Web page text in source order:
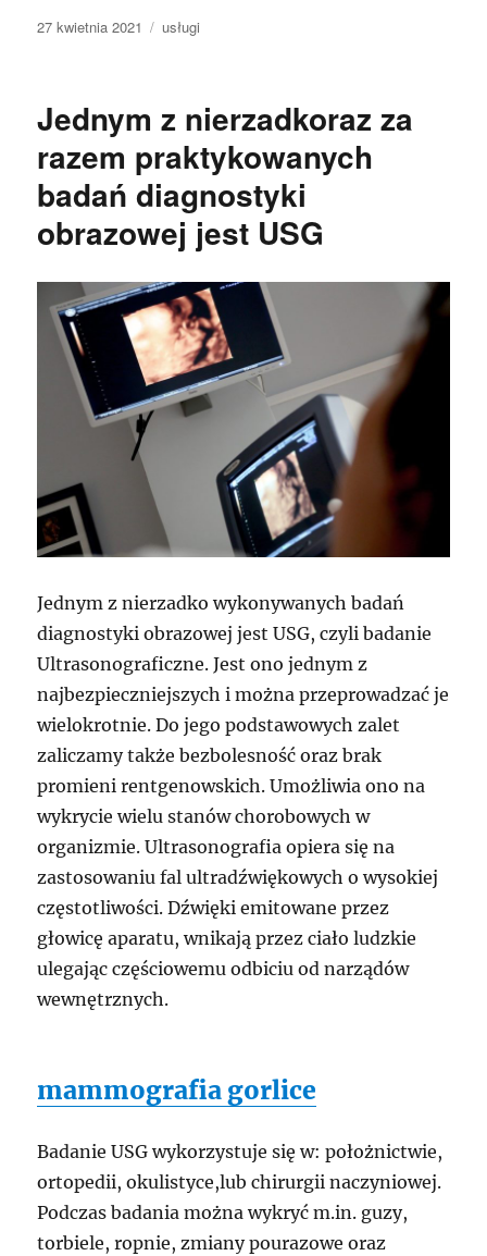
Data
27 kwietnia 2021 Kategorie
usługi
Jednym z nierzadkoraz za
razem praktykowanych
badań diagnostyki
obrazowej jest USG
Jednym z nierzadko wykonywanych badań
diagnostyki obrazowej jest USG, czyli badanie
Ultrasonograficzne. Jest ono jednym z
najbezpieczniejszych i można przeprowadzać je
wielokrotnie. Do jego podstawowych zalet
zaliczamy także bezbolesność oraz brak
promieni rentgenowskich. Umożliwia ono na
wykrycie wielu stanów chorobowych w
organizmie. Ultrasonografia opiera się na
zastosowaniu fal ultradźwiękowych o wysokiej
częstotliwości. Dźwięki emitowane przez
głowicę aparatu, wnikają przez ciało ludzkie
ulegając częściowemu odbiciu od narządów
wewnętrznych.
mammografia gorlice
Badanie USG wykorzystuje się w: położnictwie,
ortopedii, okulistyce,lub chirurgii naczyniowej.
Podczas badania można wykryć m.in. guzy,
torbiele, ropnie, zmiany pourazowe oraz